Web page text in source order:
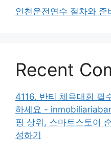
인천운전연수 절차와 준
Recent
4116. 반티 체육대회 필
하세요 -
핑 상위, 스마트스토어
성하기